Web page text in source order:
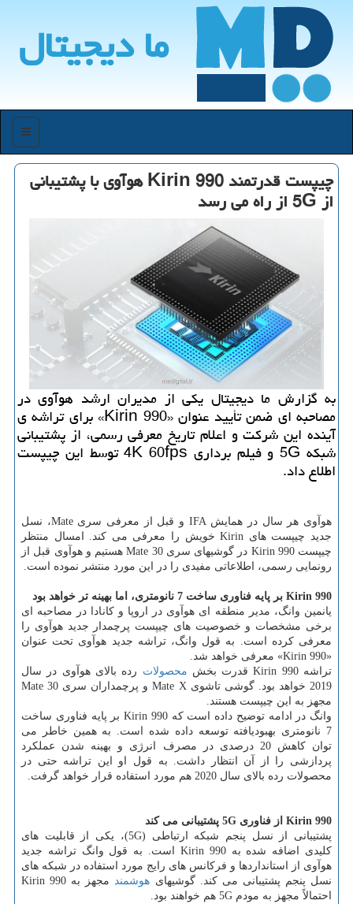
ما دیجیتال
منو
چیپست قدرتمند Kirin 990 هوآوی با پشتیبانی
از 5G از راه می رسد
به گزارش ما دیجیتال یكی از مدیران ارشد هوآوی در
مصاحبه ای ضمن تأیید عنوان «Kirin 990» برای تراشه ی
آینده این شركت و اعلام تاریخ معرفی رسمی، از پشتیبانی
شبكه 5G و فیلم برداری 4K 60fps توسط این چیپست
اطلاع داد.
هوآوی هر سال در همایش IFA و قبل از معرفی سری Mate، نسل
جدید چیپست های Kirin خویش را معرفی می كند. امسال منتظر
چیپست Kirin 990 در گوشیهای سری Mate 30 هستیم و هوآوی قبل از
رونمایی رسمی، اطلاعاتی مفیدی را در این مورد منتشر نموده است.
Kirin 990 بر پایه فناوری ساخت 7 نانومتری، اما بهینه تر خواهد بود
یانمین وانگ، مدیر منطقه ای هوآوی در اروپا و كانادا در مصاحبه ای
برخی مشخصات و خصوصیت های چیپست پرچمدار جدید هوآوی را
معرفی كرده است. به قول وانگ، تراشه جدید هوآوی تحت عنوان
«Kirin 990» معرفی خواهد شد.
تراشه Kirin 990 قدرت بخش
محصولات رده بالای هوآوی در سال
2019 خواهد بود. گوشی تاشوی Mate X و پرچمداران سری Mate 30
مجهز به این چیپست هستند.
وانگ در ادامه توضیح داده است كه Kirin 990 بر پایه فناوری ساخت
7 نانومتری بهبودیافته توسعه داده شده است. به همین خاطر می
توان كاهش 20 درصدی در مصرف انرژی و بهینه شدن عملكرد
پردازشی را از آن انتظار داشت. به قول او این تراشه حتی در
محصولات رده بالای سال 2020 هم مورد استفاده قرار خواهد گرفت.
Kirin 990 از فناوری 5G پشتیبانی می كند
پشتیبانی از نسل پنجم شبكه ارتباطی (5G)، یكی از قابلیت های
كلیدی اضافه شده به Kirin 990 است. به قول وانگ تراشه جدید
هوآوی از استانداردها و فركانس های رایج مورد استفاده در شبكه های
نسل پنجم پشتیبانی می كند. گوشیهای هوشمند
مجهز به Kirin 990
احتمالاً مجهز به مودم 5G هم خواهند بود.